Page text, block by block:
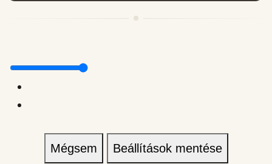
Mégsem Beállítások mentése